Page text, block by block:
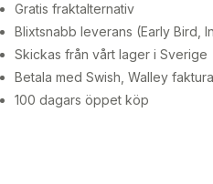
Gratis fraktalternativ
Blixtsnabb leverans (Early Bird,
Skickas från vårt lager i Sverige
Betala med Swish, Walley
100 dagars öppet köp